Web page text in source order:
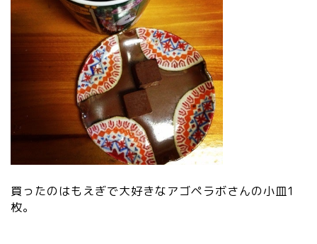
買ったのはもえぎで大好きなアゴペラボさんの小皿1
枚。